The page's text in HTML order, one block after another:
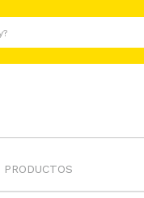
PRODUCTOS